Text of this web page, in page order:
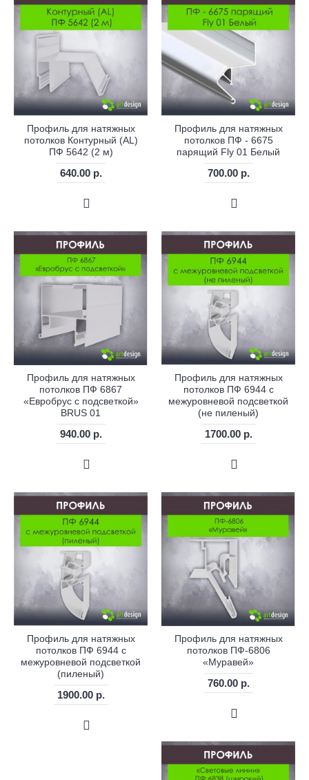
Профиль для натяжных
потолков Контурный (AL)
ПФ 5642 (2 м)
640.00 р.
Профиль для натяжных
потолков ПФ - 6675
парящий Fly 01 Белый
700.00 р.
Профиль для натяжных
потолков ПФ 6867
«Евробрус с подсветкой»
BRUS 01
940.00 р.
Профиль для натяжных
потолков ПФ 6944 с
межуровневой подсветкой
(не пиленый)
1700.00 р.
Профиль для натяжных
потолков ПФ 6944 с
межуровневой подсветкой
(пиленый)
1900.00 р.
Профиль для натяжных
потолков ПФ-6806
«Муравей»
760.00 р.